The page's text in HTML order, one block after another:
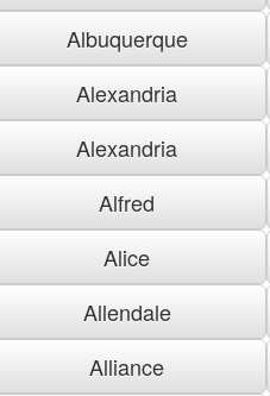
Albuquerque
Alexandria
Alexandria
Alfred
Alice
Allendale
Alliance